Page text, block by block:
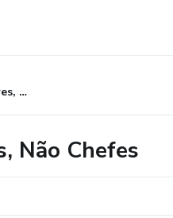
Construindo Líderes, Não Chefes
Não Chefes